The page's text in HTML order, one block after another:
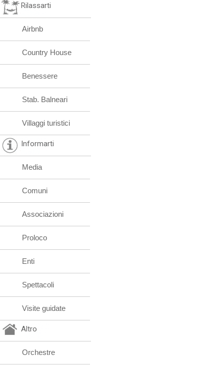
Rilassarti
Airbnb
Country House
Benessere
Stab. Balneari
Villaggi turistici
Informarti
Media
Comuni
Associazioni
Proloco
Enti
Spettacoli
Visite guidate
Altro
Orchestre